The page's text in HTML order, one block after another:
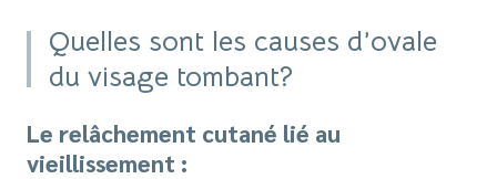
Quelles sont les causes d’ovale
du visage tombant?
Le relâchement cutané lié au
vieillissement :